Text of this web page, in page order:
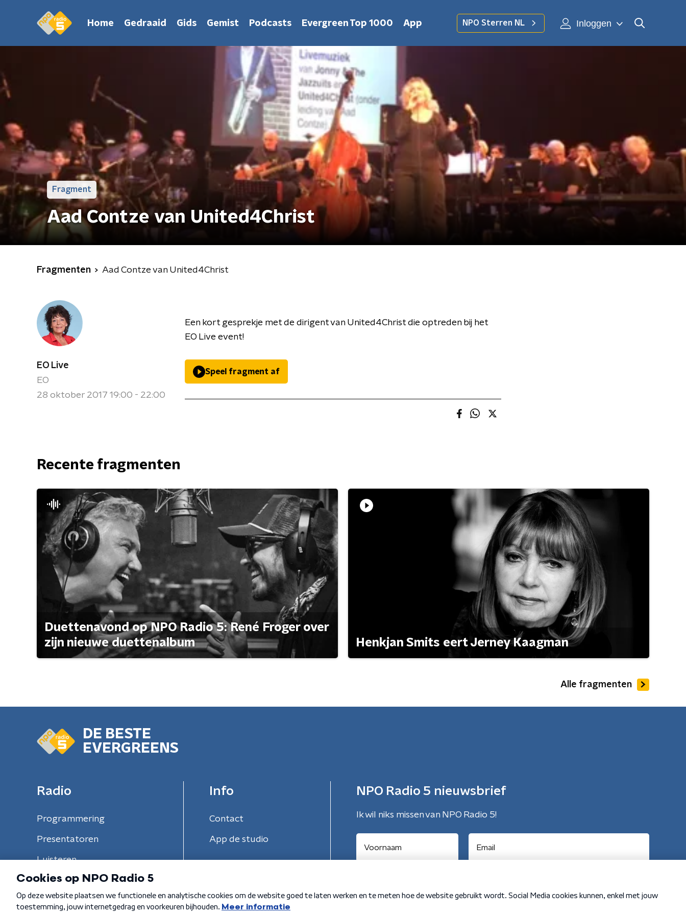
Home Gedraaid Gids Gemist Podcasts Evergreen Top 1000 App NPO Sterren NL Inloggen
Fragment
Aad Contze van United4Christ
Fragmenten Aad Contze van United4Christ
EO Live
EO
28 oktober 2017 19:00 - 22:00
Een kort gesprekje met de dirigent van United4Christ die optreden bij het
EO Live event!
Speel fragment af
Recente fragmenten
Duettenavond op NPO Radio 5: René Froger over
zijn nieuwe duettenalbum
Henkjan Smits eert Jerney Kaagman
Alle fragmenten
DE BESTE
EVERGREENS
Radio
Programmering
Presentatoren
Luisteren
Info
Contact
App de studio
NPO Radio 5 nieuwsbrief
Ik wil niks missen van NPO Radio 5!
Algemene voorwaarden Privacybeleid